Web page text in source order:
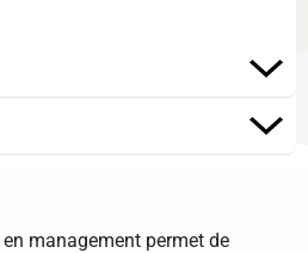
management permet de